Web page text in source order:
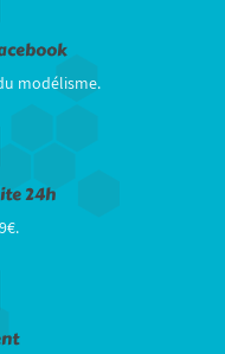
modélisme.
24h